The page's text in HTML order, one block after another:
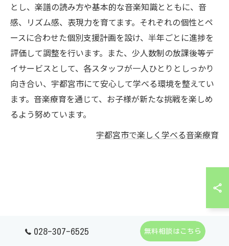
とし、楽譜の読み方や基本的な音楽知識とともに、音
感、リズム感、表現力を育てます。それぞれの個性とペ
ースに合わせた個別支援計画を設け、半年ごとに進捗を
評価して調整を行います。また、少人数制の放課後等デ
イサービスとして、各スタッフが一人ひとりとしっかり
向き合い、宇都宮市にて安心して学べる環境を整えてい
ます。音楽療育を通じて、お子様が新たな挑戦を楽しめ
るよう努めています。
宇都宮市で楽しく学べる音楽療育
028-307-6525 無料相談はこちら